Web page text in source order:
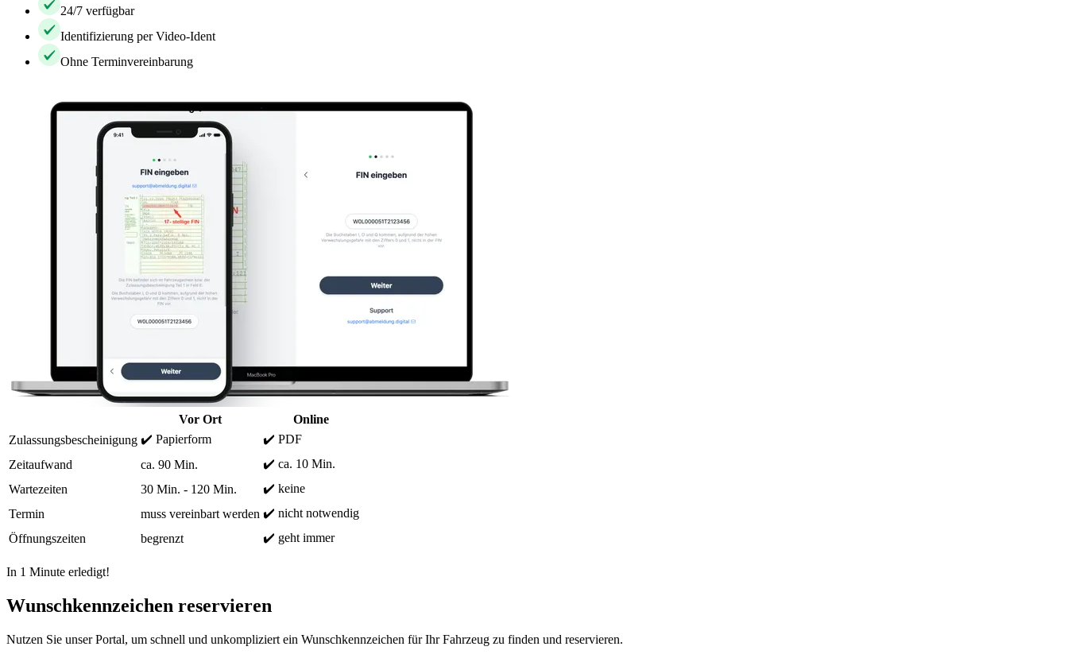
24/7 verfügbar
Identifizierung per Video-Ident
Ohne Terminvereinbarung
Vor Ort
Online
Zulassungsbescheinigung ✔️ Papierform
✔️ PDF
Zeitaufwand
ca. 90 Min.
✔️ ca. 10 Min.
Wartezeiten
30 Min. - 120 Min.
✔️ keine
Termin
muss vereinbart werden ✔️ nicht notwendig
Öffnungszeiten
begrenzt ✔️ geht immer
In 1 Minute erledigt!
Wunschkennzeichen reservieren
Nutzen Sie unser Portal, um schnell und unkompliziert ein Wunschkennzeichen für Ihr Fahrzeug zu finden und reservieren.